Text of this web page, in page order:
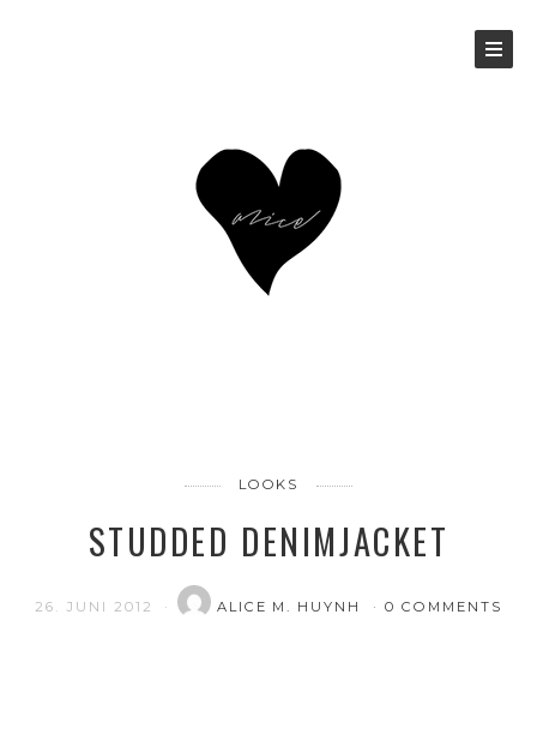
LOOKS
STUDDED DENIMJACKET
26. JUNI 2012 ALICE M. HUYNH 0 COMMENTS